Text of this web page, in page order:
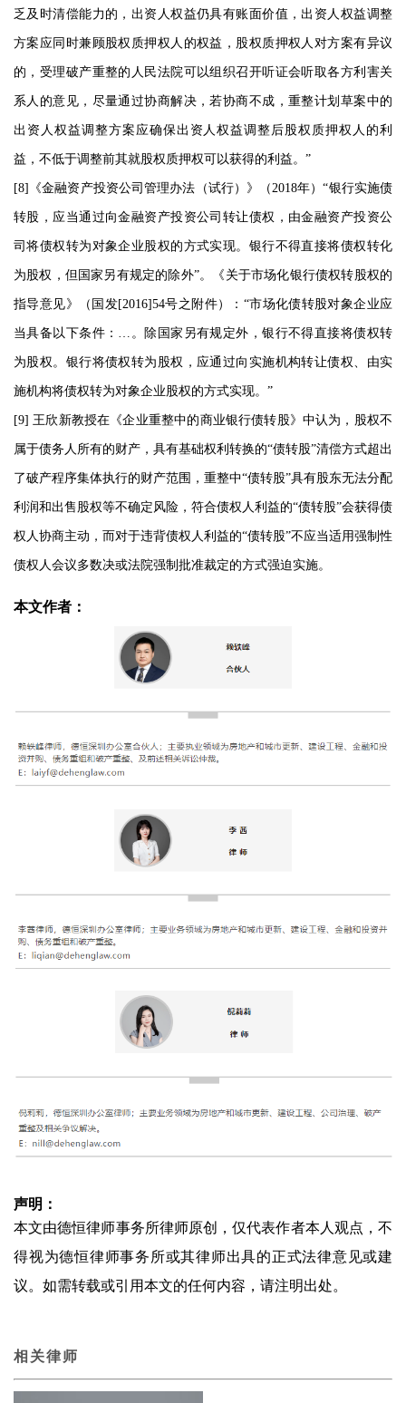
乏及时清偿能力的，出资人权益仍具有账面价值，出资人权益调整
方案应同时兼顾股权质押权人的权益，股权质押权人对方案有异议
的，受理破产重整的人民法院可以组织召开听证会听取各方利害关
系人的意见，尽量通过协商解决，若协商不成，重整计划草案中的
出资人权益调整方案应确保出资人权益调整后股权质押权人的利
益，不低于调整前其就股权质押权可以获得的利益。”
[8]《金融资产投资公司管理办法（试行）》（2018年）“银行实施债
转股，应当通过向金融资产投资公司转让债权，由金融资产投资公
司将债权转为对象企业股权的方式实现。银行不得直接将债权转化
为股权，但国家另有规定的除外”。《关于市场化银行债权转股权的
指导意见》（国发[2016]54号之附件）：“市场化债转股对象企业应
当具备以下条件：…。除国家另有规定外，银行不得直接将债权转
为股权。银行将债权转为股权，应通过向实施机构转让债权、由实
施机构将债权转为对象企业股权的方式实现。”
[9] 王欣新教授在《企业重整中的商业银行债转股》中认为，股权不
属于债务人所有的财产，具有基础权利转换的“债转股”清偿方式超出
了破产程序集体执行的财产范围，重整中“债转股”具有股东无法分配
利润和出售股权等不确定风险，符合债权人利益的“债转股”会获得债
权人协商主动，而对于违背债权人利益的“债转股”不应当适用强制性
债权人会议多数决或法院强制批准裁定的方式强迫实施。
本文作者：
声明：
本文由德恒律师事务所律师原创，仅代表作者本人观点，不
得视为德恒律师事务所或其律师出具的正式法律意见或建
议。如需转载或引用本文的任何内容，请注明出处。
相关律师